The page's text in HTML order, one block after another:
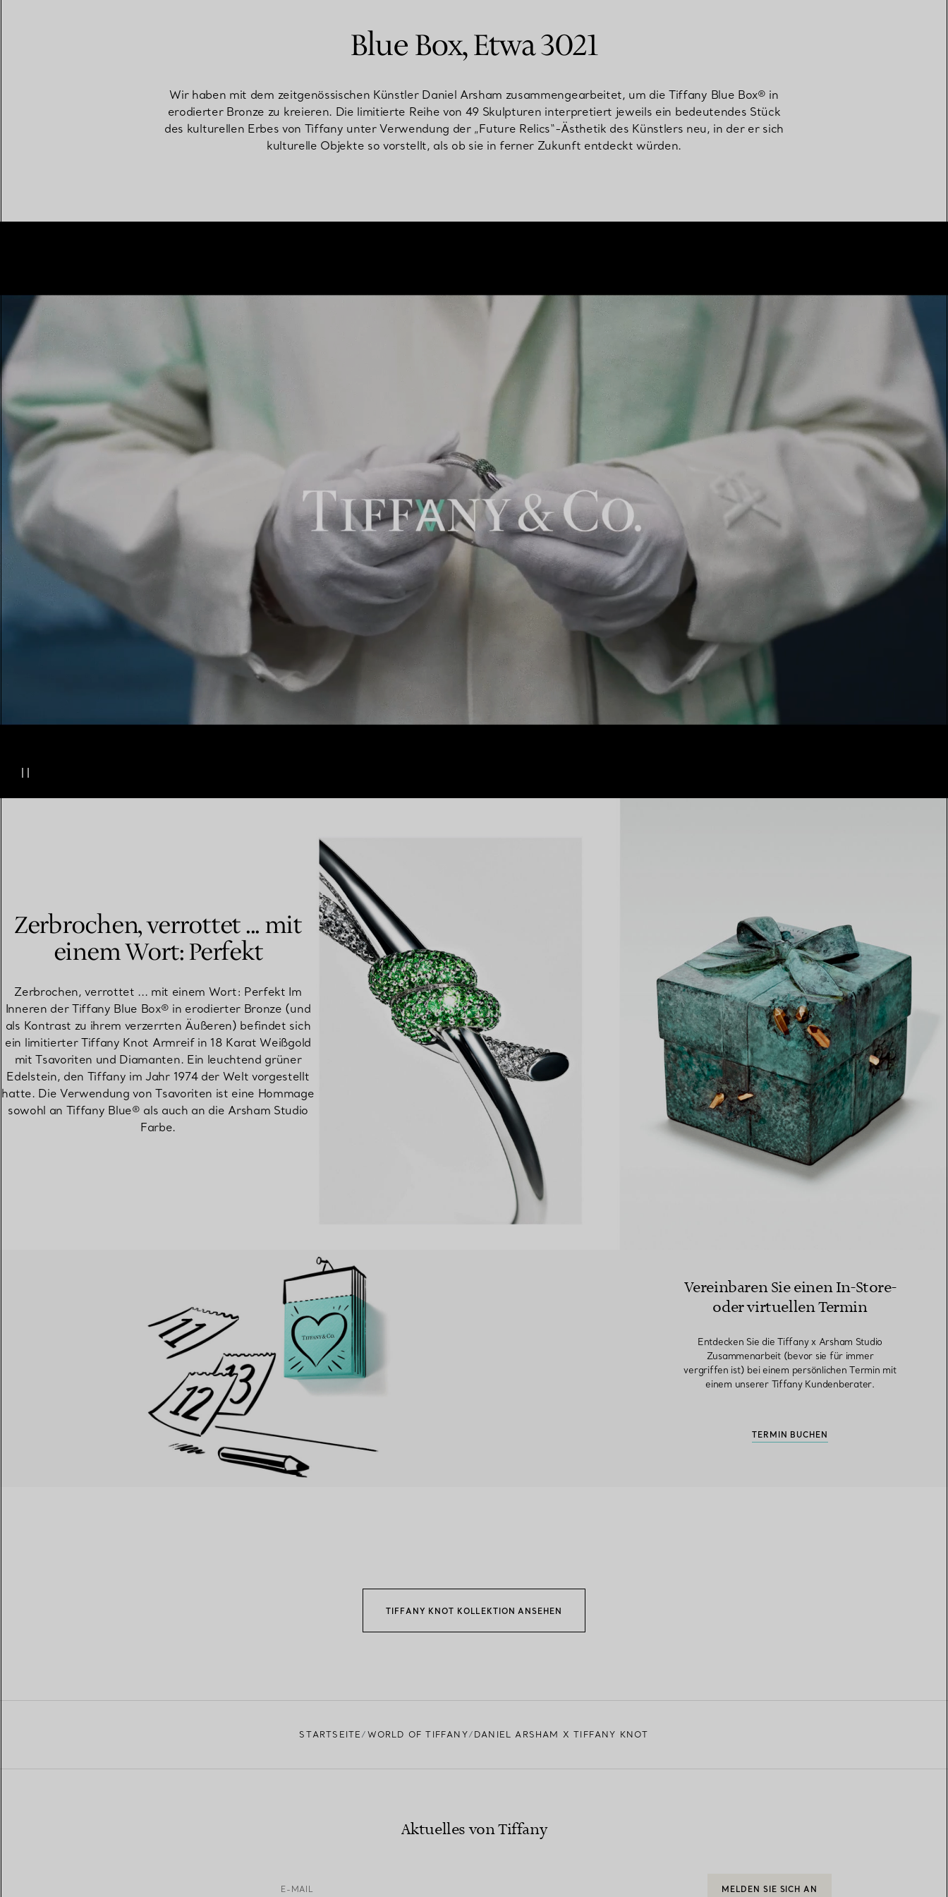
Blue Box, Etwa 3021
Wir haben mit dem zeitgenössischen Künstler Daniel Arsham zusammengearbeitet, um die Tiffany Blue Box® in
erodierter Bronze zu kreieren. Die limitierte Reihe von 49 Skulpturen interpretiert jeweils ein bedeutendes Stück
des kulturellen Erbes von Tiffany unter Verwendung der „Future Relics“-Ästhetik des Künstlers neu, in der er sich
kulturelle Objekte so vorstellt, als ob sie in ferner Zukunft entdeckt würden.
Zerbrochen, verrottet ... mit
einem Wort: Perfekt
Zerbrochen, verrottet ... mit einem Wort: Perfekt Im
Inneren der Tiffany Blue Box® in erodierter Bronze (und
als Kontrast zu ihrem verzerrten Äußeren) befindet sich
ein limitierter Tiffany Knot Armreif in 18 Karat Weißgold
mit Tsavoriten und Diamanten. Ein leuchtend grüner
Edelstein, den Tiffany im Jahr 1974 der Welt vorgestellt
hatte. Die Verwendung von Tsavoriten ist eine Hommage
sowohl an Tiffany Blue® als auch an die Arsham Studio
Farbe.
Vereinbaren Sie einen In-Store-
oder virtuellen Termin
Entdecken Sie die Tiffany x Arsham Studio
Zusammenarbeit (bevor sie für immer
vergriffen ist) bei einem persönlichen Termin mit
einem unserer Tiffany Kundenberater.
TERMIN BUCHEN
TIFFANY KNOT KOLLEKTION ANSEHEN
STARTSEITE WORLD OF TIFFANY DANIEL ARSHAM X TIFFANY KNOT
Aktuelles von Tiffany
E-MAIL MELDEN SIE SICH AN